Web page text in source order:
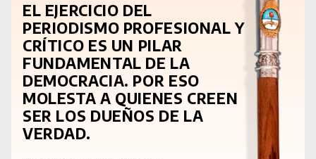
EL EJERCICIO DEL
PERIODISMO PROFESIONAL Y
CRÍTICO ES UN PILAR
FUNDAMENTAL DE LA
DEMOCRACIA. POR ESO
MOLESTA A QUIENES CREEN
SER LOS DUEÑOS DE LA
VERDAD.